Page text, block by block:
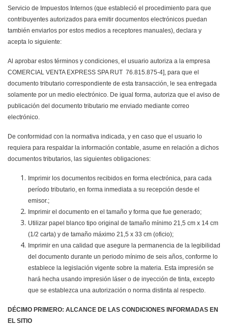
Servicio de Impuestos Internos (que estableció el procedimiento para que
contribuyentes autorizados para emitir documentos electrónicos puedan
también enviarlos por estos medios a receptores manuales), declara y
acepta lo siguiente:
Al aprobar estos términos y condiciones, el usuario autoriza a la empresa
COMERCIAL VENTA EXPRESS SPA RUT 76.815.875-4], para que el
documento tributario correspondiente de esta transacción, le sea entregada
solamente por un medio electrónico. De igual forma, autoriza que el aviso de
publicación del documento tributario me enviado mediante correo
electrónico.
De conformidad con la normativa indicada, y en caso que el usuario lo
requiera para respaldar la información contable, asume en relación a dichos
documentos tributarios, las siguientes obligaciones:
Imprimir los documentos recibidos en forma electrónica, para cada
período tributario, en forma inmediata a su recepción desde el
emisor.;
Imprimir el documento en el tamaño y forma que fue generado;
Utilizar papel blanco tipo original de tamaño mínimo 21,5 cm x 14 cm
(1/2 carta) y de tamaño máximo 21,5 x 33 cm (oficio);
Imprimir en una calidad que asegure la permanencia de la legibilidad
del documento durante un periodo mínimo de seis años, conforme lo
establece la legislación vigente sobre la materia. Esta impresión se
hará hecha usando impresión láser o de inyección de tinta, excepto
que se establezca una autorización o norma distinta al respecto.
DÉCIMO PRIMERO: ALCANCE DE LAS CONDICIONES INFORMADAS EN
EL SITIO